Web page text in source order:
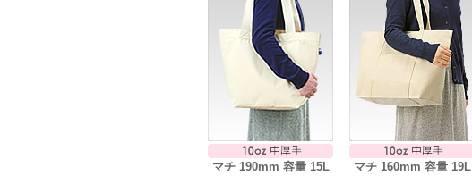
マチ 190mm 容量 15L
マチ 160mm 容量 19L